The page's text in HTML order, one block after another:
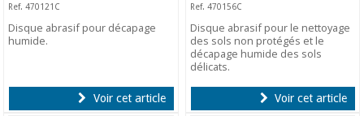
Ref. 470121C
Disque abrasif pour décapage
humide.
Voir cet article
Ref. 470156C
Disque abrasif pour le nettoyage
des sols non protégés et le
décapage humide des sols
délicats.
Voir cet article